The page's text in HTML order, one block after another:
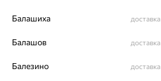
Балашиха доставка
Балашов доставка
Балезино доставка